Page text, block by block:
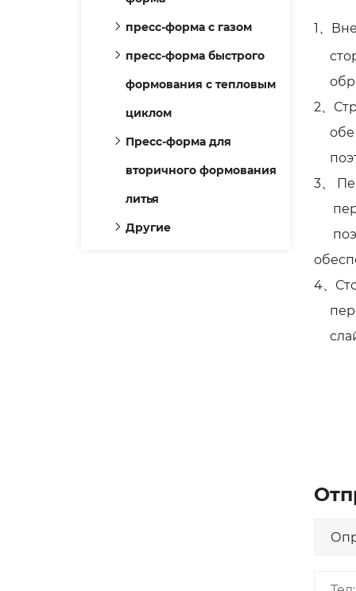
пресс-форма с газом
пресс-форма быстрого
формования с тепловым
циклом
Пресс-форма для
вторичного формования
литья
Другие
1、
2、
обе
3、
4、